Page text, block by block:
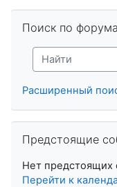
Поиск по
Найти
Расширенный
Предстоящие
Нет предстоящих
Перейти к